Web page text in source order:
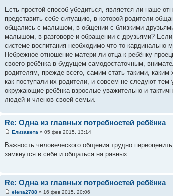
Есть простой способ убедиться, является ли наше
представить себе ситуацию, в которой родители
общались с малышом, в общении с близкими
малышом, в разговоре и обращении с друзьями?
системе воспитания необходимо что-то
Небрежное отношение матери ли отца к ребёнку
своего ребёнка в будущем самодостаточным,
родителям, прежде всего, самим стать такими,
как поступали их родители, и совсем не следуют
окружающие ребёнка взрослые уважительно и
людей и членов своей семьи.
Re: Одна из главных потребностей ребёнка
Елизавета » 05 фев 2015, 13:14
Важность человеческого общения трудно
замкнутся в себе и общаться на равных.
Re: Одна из главных потребностей ребёнка
elena2788 » 16 фев 2015, 20:06